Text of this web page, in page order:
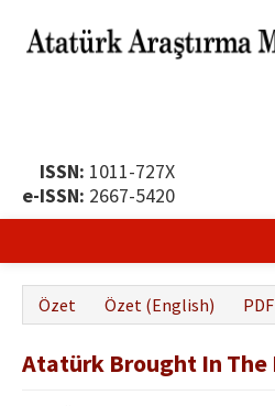
ISSN: 1011-727X
e-ISSN: 2667-5420
Hakkında
Yayın Politikası
Özet Özet (English) PDF
Atatürk Brought In The